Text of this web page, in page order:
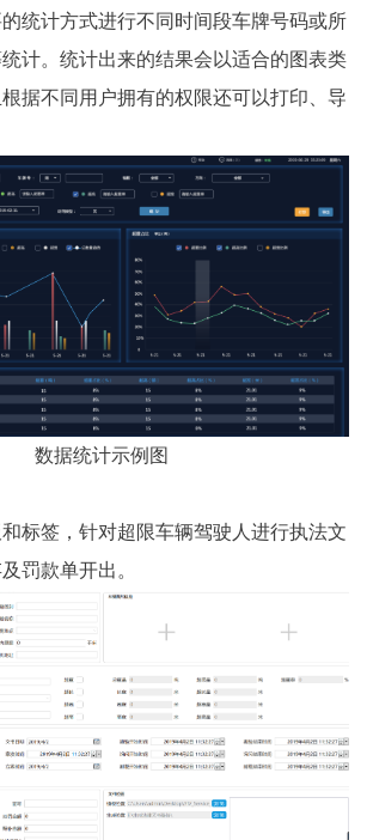
统计方式进行不同时间段车牌号码或所
计。统计出来的结果会以适合的图表类
据不同用户拥有的权限还可以打印、导
数据统计示例图
标签，针对超限车辆驾驶人进行执法文
罚款单开出。